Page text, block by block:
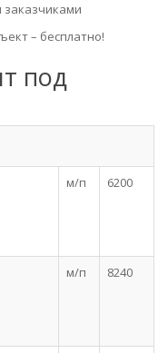
– бесплатно!
под
м/п 6200
м/п 8240